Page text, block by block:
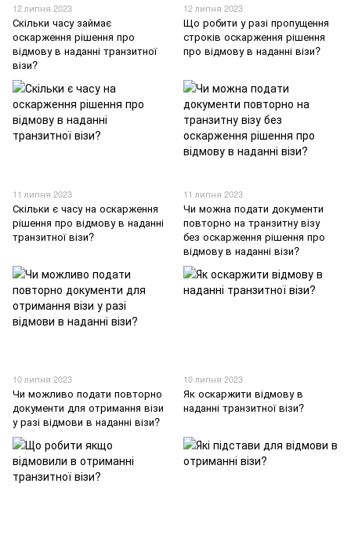
12 липня 2023
Скільки часу займає
оскарження рішення про
відмову в наданні транзитної
візи?
12 липня 2023
Що робити у разі пропущення
строків оскарження рішення
про відмову в наданні візи?
11 липня 2023
Скільки є часу на оскарження
рішення про відмову в наданні
транзитної візи?
11 липня 2023
Чи можна подати документи
повторно на транзитну візу
без оскарження рішення про
відмову в наданні візи?
10 липня 2023
Чи можливо подати повторно
документи для отримання візи
у разі відмови в наданні візи?
10 липня 2023
Як оскаржити відмову в
наданні транзитної візи?